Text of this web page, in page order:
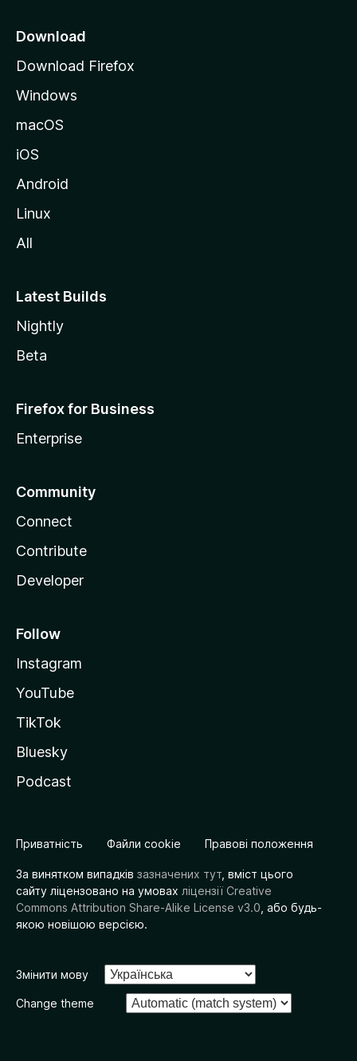
z
l
l
Download
Download Firefox
Windows
macOS
iOS
Android
Linux
All
Latest Builds
Nightly
Beta
Firefox for Business
Enterprise
Community
Connect
Contribute
Developer
Follow
Instagram
YouTube
TikTok
Bluesky
Podcast
Приватність Файли cookie Правові положення
За винятком випадків зазначених тут , вміст цього
сайту ліцензовано на умовах ліцензії Creative
Commons Attribution Share-Alike License v3.0 , або будь-
якою новішою версією.
Змінити мову
Change theme